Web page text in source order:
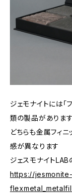
ジェモナイトには「
類の製品があります
どちらも金属フィ
感が異なります
ジェスモナイト
https://